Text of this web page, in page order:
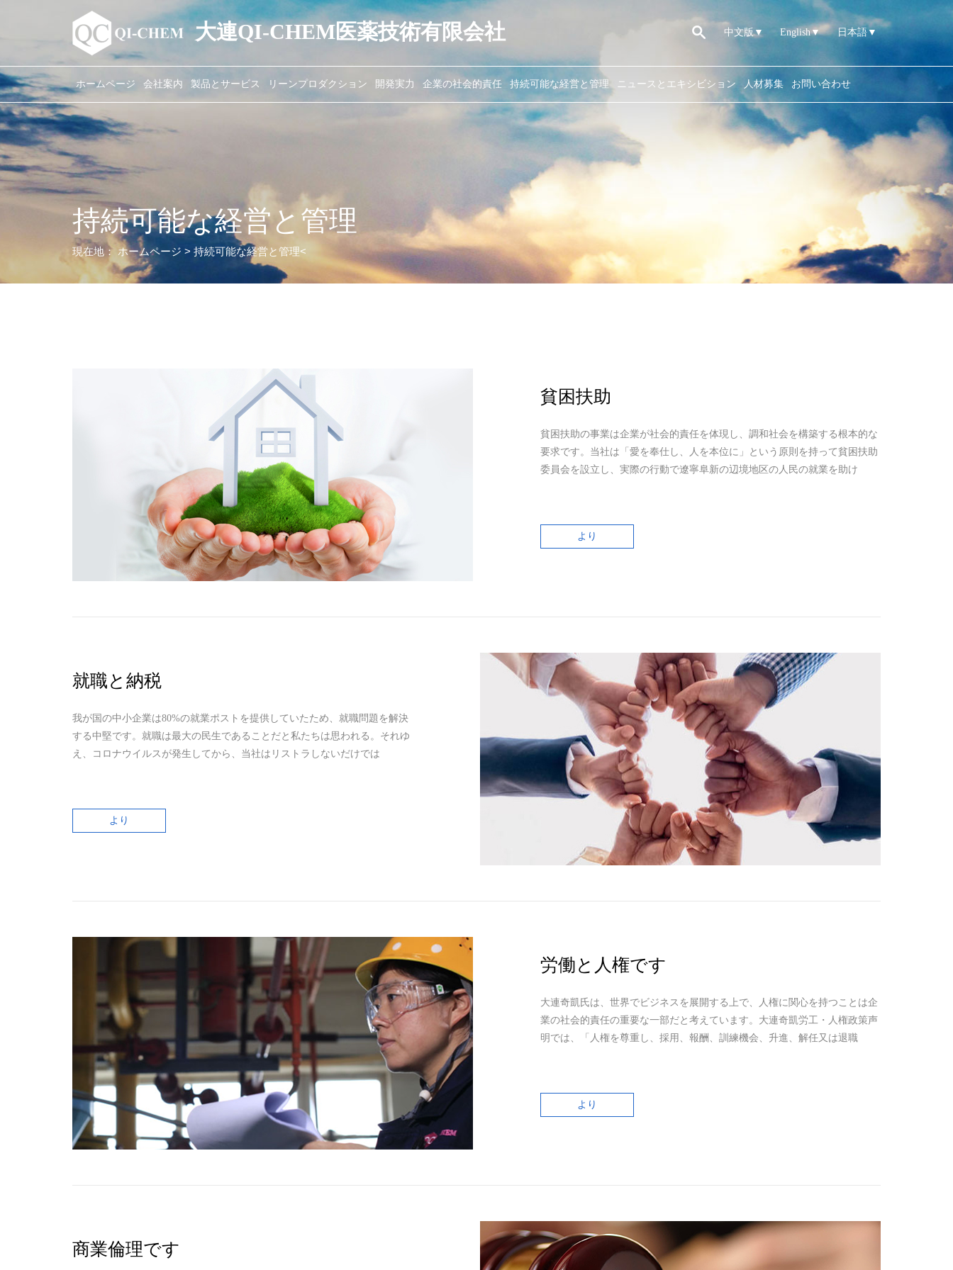
大連QI-CHEM医薬技術有限会社 中文版▼ English▼ 日本語▼
ホームページ 会社案内 製品とサービス リーンプロダクション 開発実力 企業の社会的責任 持続可能な経営と管理 ニュースとエキシビション 人材募集 お問い合わせ
持続可能な経営と管理
現在地： ホームページ > 持続可能な経営と管理<
貧困扶助
貧困扶助の事業は企業が社会的責任を体現し、調和社会を構築する根本的な
要求です。当社は「愛を奉仕し、人を本位に」という原則を持って貧困扶助
委員会を設立し、実際の行動で遼寧阜新の辺境地区の人民の就業を助け
より
就職と納税
我が国の中小企業は80%の就業ポストを提供していたため、就職問題を解決
する中堅です。就職は最大の民生であることだと私たちは思われる。それゆ
え、コロナウイルスが発生してから、当社はリストラしないだけでは
より
労働と人権です
大連奇凱氏は、世界でビジネスを展開する上で、人権に関心を持つことは企
業の社会的責任の重要な一部だと考えています。大連奇凱労工・人権政策声
明では、「人権を尊重し、採用、報酬、訓練機会、升進、解任又は退職
より
商業倫理です